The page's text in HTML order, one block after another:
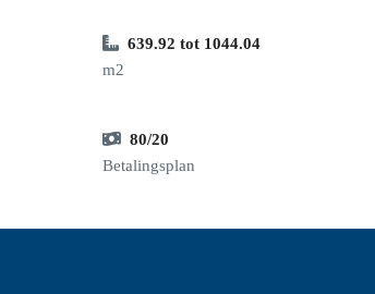
639.92 tot 1044.04
m2
80/20
Betalingsplan